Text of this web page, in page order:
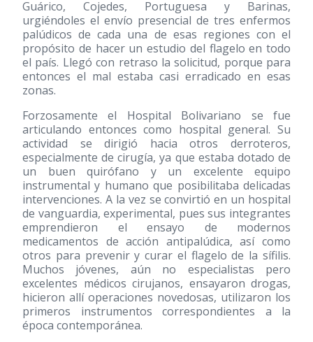
Guárico, Cojedes, Portuguesa y Barinas,
urgiéndoles el envío presencial de tres enfermos
palúdicos de cada una de esas regiones con el
propósito de hacer un estudio del flagelo en todo
el país. Llegó con retraso la solicitud, porque para
entonces el mal estaba casi erradicado en esas
zonas.
Forzosamente el Hospital Bolivariano se fue
articulando entonces como hospital general. Su
actividad se dirigió hacia otros derroteros,
especialmente de cirugía, ya que estaba dotado de
un buen quirófano y un excelente equipo
instrumental y humano que posibilitaba delicadas
intervenciones. A la vez se convirtió en un hospital
de vanguardia, experimental, pues sus integrantes
emprendieron el ensayo de modernos
medicamentos de acción antipalúdica, así como
otros para prevenir y curar el flagelo de la sífilis.
Muchos jóvenes, aún no especialistas pero
excelentes médicos cirujanos, ensayaron drogas,
hicieron allí operaciones novedosas, utilizaron los
primeros instrumentos correspondientes a la
época contemporánea.